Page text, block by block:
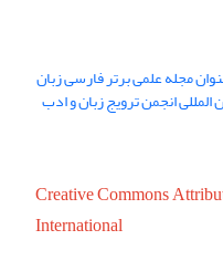
مجله علمی برتر فارسی زبان
بین المللی انجمن ترویج زبان و ادب
Creative Commons
International